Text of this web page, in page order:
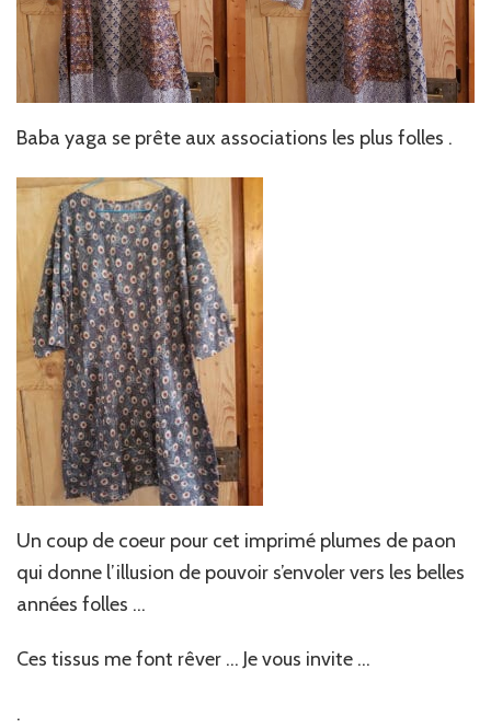
Baba yaga se prête aux associations les plus folles .
Un coup de coeur pour cet imprimé plumes de paon
qui donne l’illusion de pouvoir s’envoler vers les belles
années folles …
Ces tissus me font rêver … Je vous invite …
.